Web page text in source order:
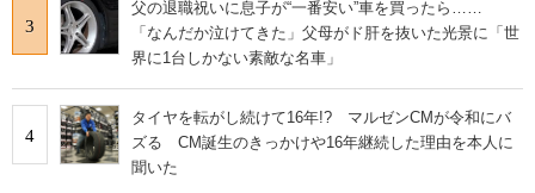
3
父の退職祝いに息子が“一番安い”車を買ったら……
「なんだか泣けてきた」父母がド肝を抜いた光景に「世
界に1台しかない素敵な名車」
4
タイヤを転がし続けて16年!? マルゼンCMが令和にバ
ズる CM誕生のきっかけや16年継続した理由を本人に
聞いた